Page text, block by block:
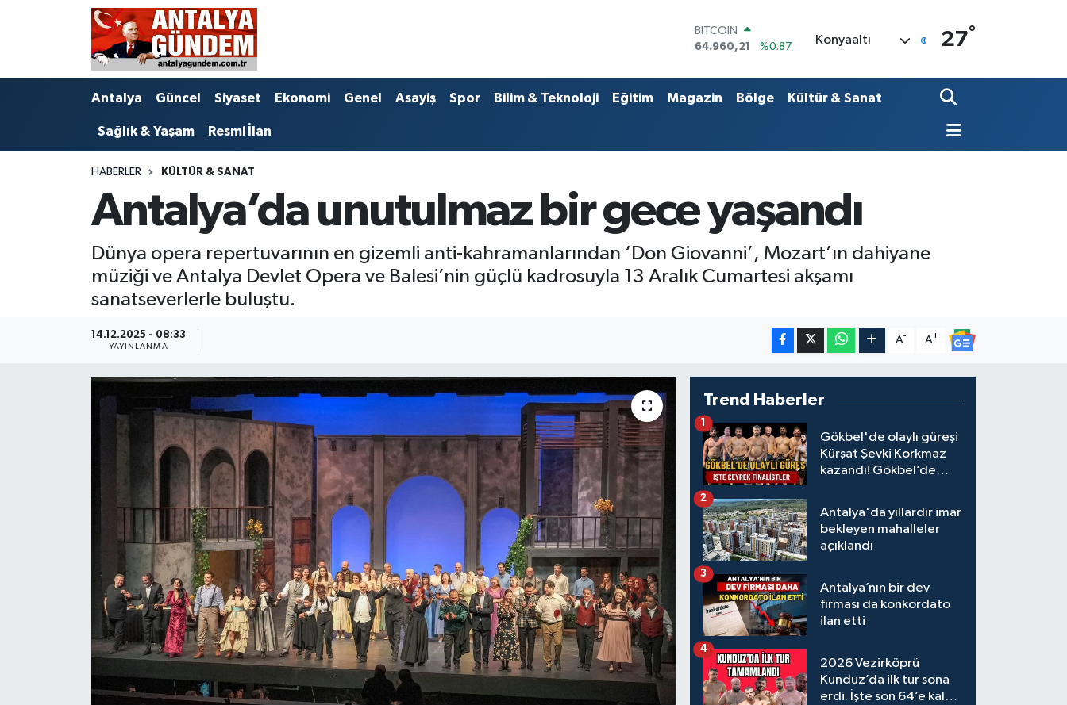
DOLAR
47,7436
%0.18
55,2510
%0.32
STERLİN
64.960,21
%0.87
Konyaaltı 27°
Antalya Güncel Siyaset Ekonomi Genel Asayiş Spor Bilim & Teknoloji Eğitim Magazin Bölge Kültür & Sanat
Sağlık & Yaşam Resmi İlan
HABERLER KÜLTÜR & SANAT
Antalya’da unutulmaz bir gece yaşandı
Dünya opera repertuvarının en gizemli anti-kahramanlarından ‘Don Giovanni’, Mozart’ın dahiyane
müziği ve Antalya Devlet Opera ve Balesi’nin güçlü kadrosuyla 13 Aralık Cumartesi akşamı
sanatseverlerle buluştu.
14.12.2025 - 08:33
YAYINLANMA
A- A+
Trend Haberler
Gökbel'de olaylı güreşi
Kürşat Şevki Korkmaz
kazandı! Gökbel’de
Gürbüz elendi!
1
Antalya'da yıllardır imar
bekleyen mahalleler
açıklandı
2
Antalya’nın bir dev
firması da konkordato
ilan etti
3
2026 Vezirköprü
Kunduz’da ilk tur sona
erdi. İşte son 64’e kalan
4
Antalya
Bilim & Teknoloji
EĞİTİM
Ekonomi
Görüntülü Haber
Kültür & Sanat
Sağlık & Yaşam
Antalya Nöbetçi Eczaneler
Antalya Hava Durumu
Antalya Namaz Vakitleri
Süper Lig Puan Durumu ve Fikstür
Tüm Manşetler
Son Dakika Haberleri
Haber Arşivi